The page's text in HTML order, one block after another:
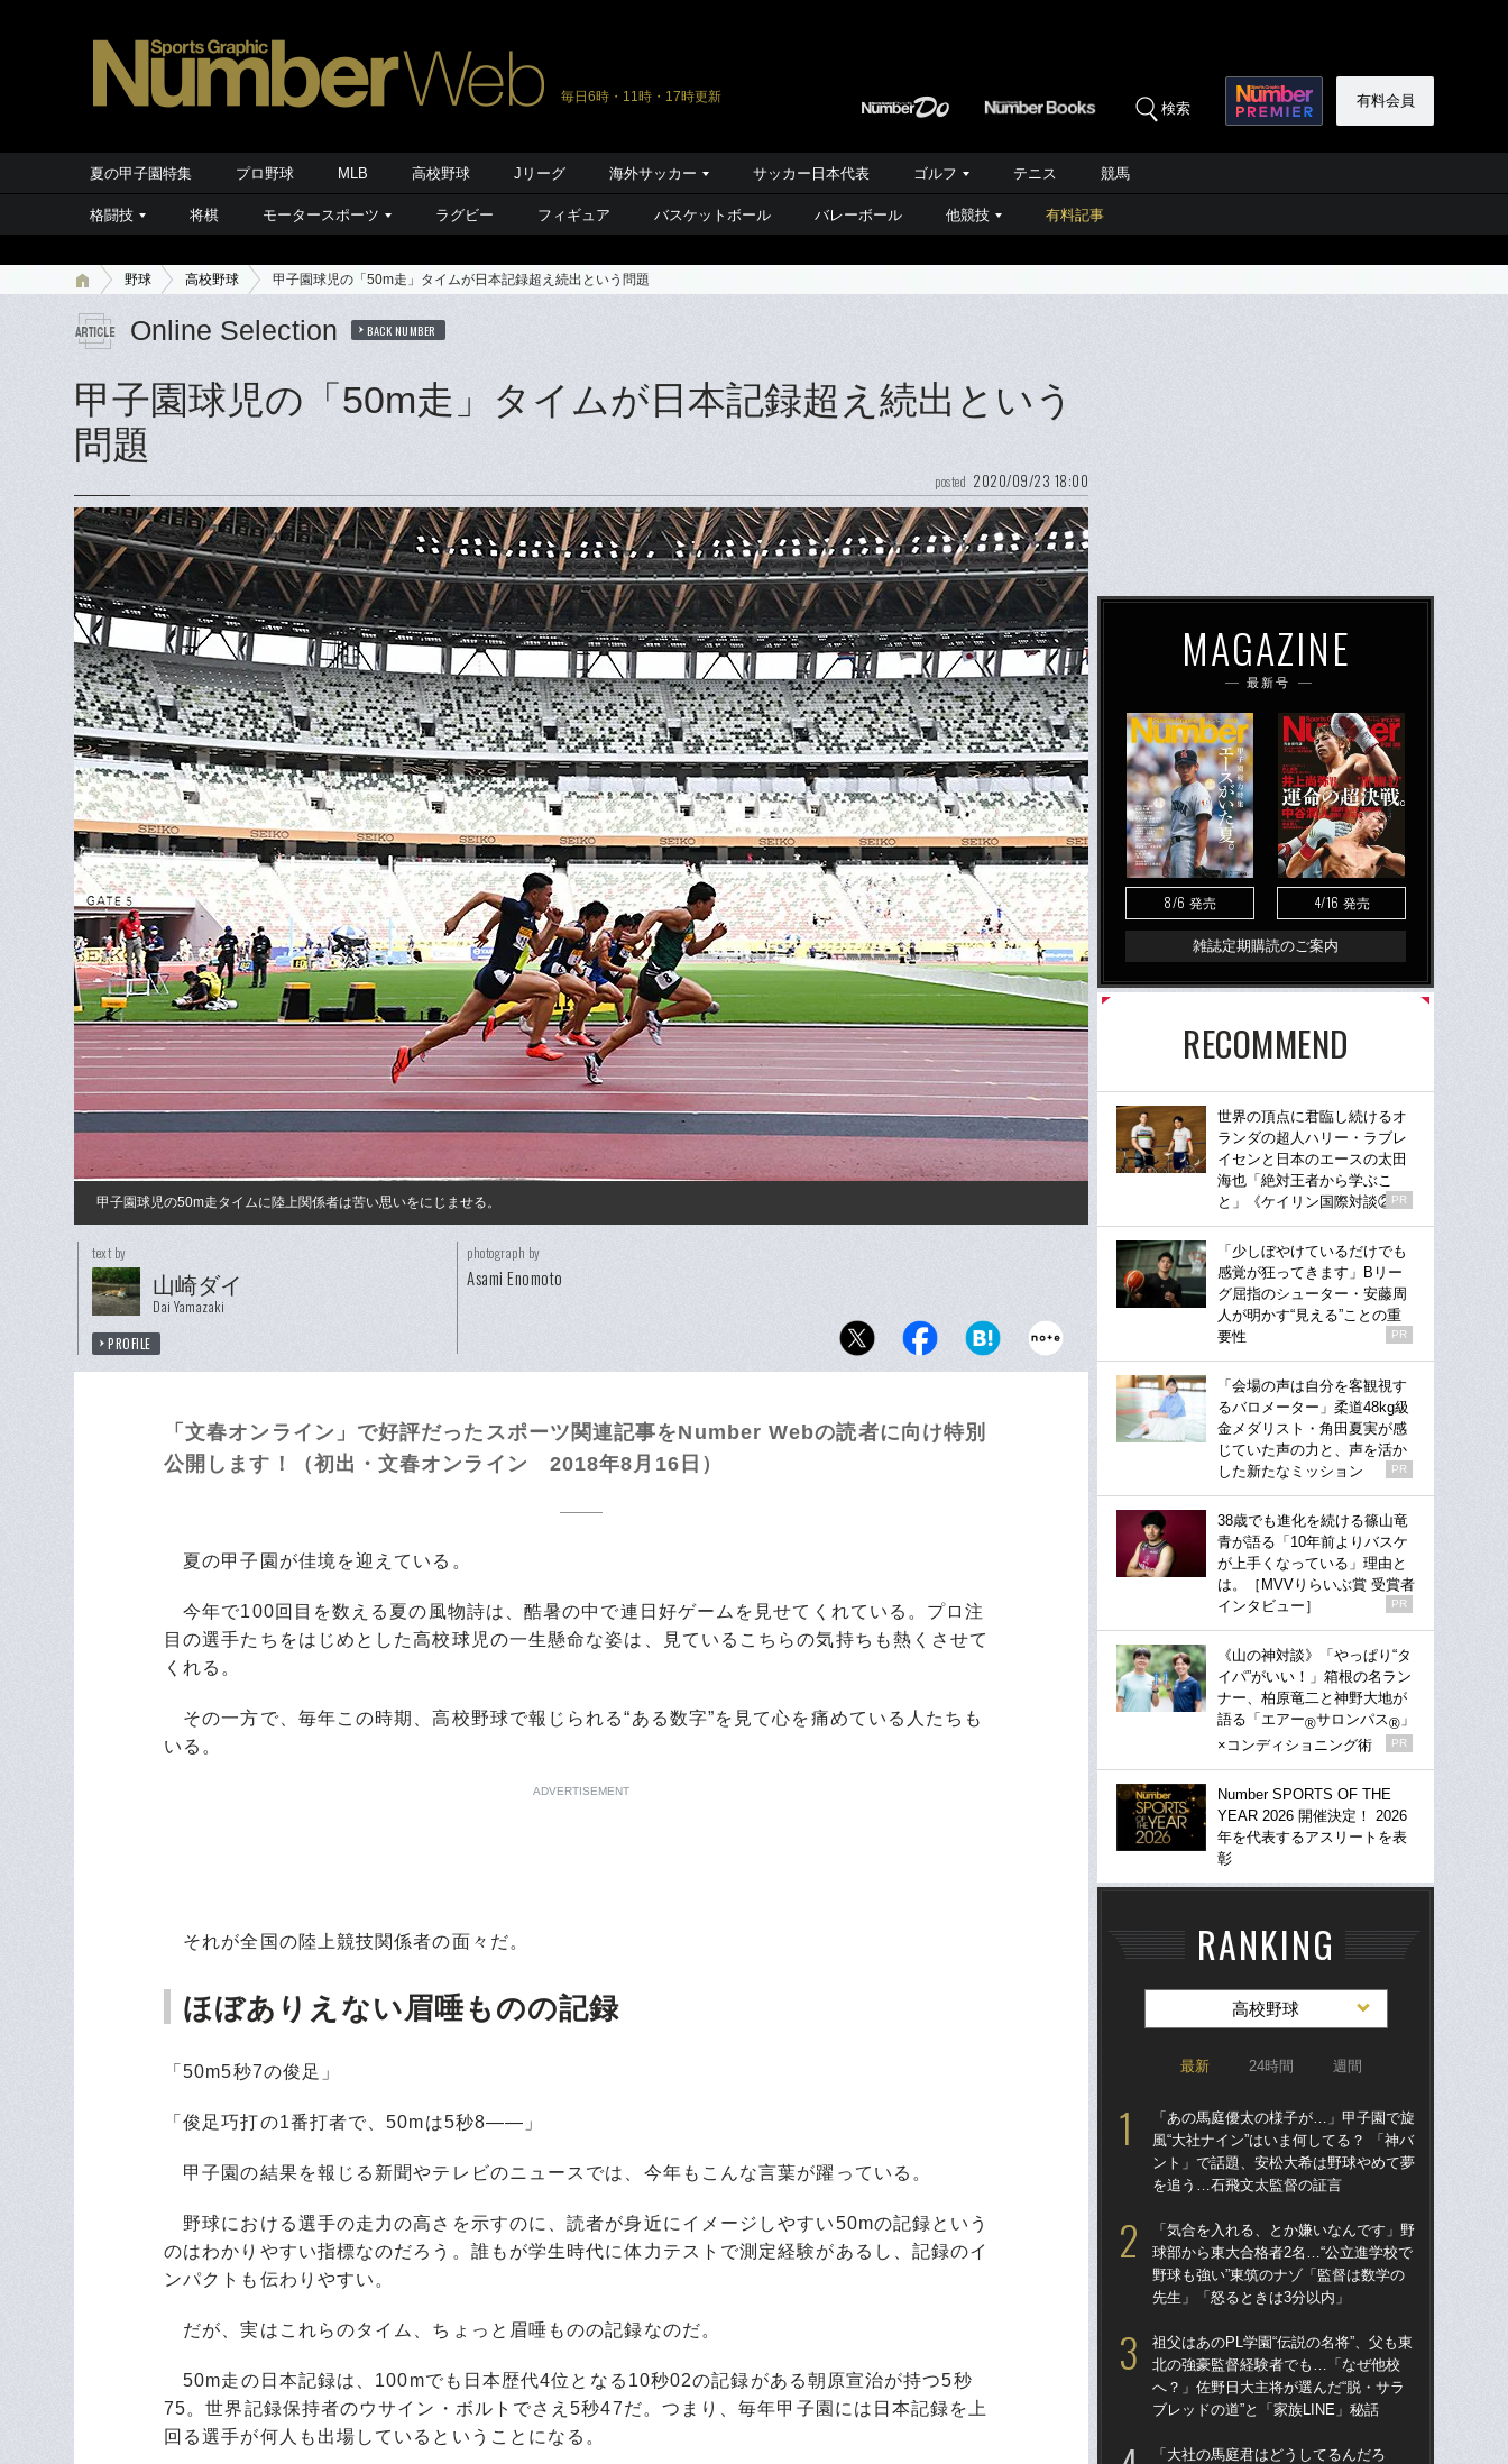
毎日6時・11時・17時更新
検索 有料会員
夏の甲子園特集 プロ野球 MLB 高校野球 Jリーグ 海外サッカー サッカー日本代表 ゴルフ テニス 競馬
格闘技 将棋 モータースポーツ ラグビー フィギュア バスケットボール バレーボール 他競技 有料記事
野球 高校野球 甲子園球児の「50m走」タイムが日本記録超え続出という問題
Online Selection BACK NUMBER
甲子園球児の「50m走」タイムが日本記録超え続出という
問題
posted 2020/09/23 18:00
甲子園球児の50m走タイムに陸上関係者は苦い思いをにじませる。
text by
山崎ダイ
Dai Yamazaki
PROFILE
photograph by
Asami Enomoto
「文春オンライン」で好評だったスポーツ関連記事をNumber Webの読者に向け特別
公開します！（初出・文春オンライン 2018年8月16日）
夏の甲子園が佳境を迎えている。
今年で100回目を数える夏の風物詩は、酷暑の中で連日好ゲームを見せてくれている。プロ注
目の選手たちをはじめとした高校球児の一生懸命な姿は、見ているこちらの気持ちも熱くさせて
くれる。
その一方で、毎年この時期、高校野球で報じられる“ある数字”を見て心を痛めている人たちも
いる。
ADVERTISEMENT
それが全国の陸上競技関係者の面々だ。
ほぼありえない眉唾ものの記録
「50m5秒7の俊足」
「俊足巧打の1番打者で、50mは5秒8――」
甲子園の結果を報じる新聞やテレビのニュースでは、今年もこんな言葉が躍っている。
野球における選手の走力の高さを示すのに、読者が身近にイメージしやすい50mの記録という
のはわかりやすい指標なのだろう。誰もが学生時代に体力テストで測定経験があるし、記録のイ
ンパクトも伝わりやすい。
だが、実はこれらのタイム、ちょっと眉唾ものの記録なのだ。
50m走の日本記録は、100mでも日本歴代4位となる10秒02の記録がある朝原宣治が持つ5秒
75。世界記録保持者のウサイン・ボルトでさえ5秒47だ。つまり、毎年甲子園には日本記録を上
回る選手が何人も出場しているということになる。
MAGAZINE
最新号
8/6 発売 4/16 発売
雑誌定期購読のご案内
RECOMMEND
世界の頂点に君臨し続けるオ
ランダの超人ハリー・ラブレ
イセンと日本のエースの太田
海也「絶対王者から学ぶこ
と」《ケイリン国際対談②》
PR
「少しぼやけているだけでも
感覚が狂ってきます」Bリー
グ屈指のシューター・安藤周
人が明かす“見える”ことの重
要性
PR
「会場の声は自分を客観視す
るバロメーター」柔道48kg級
金メダリスト・角田夏実が感
じていた声の力と、声を活か
した新たなミッション
PR
38歳でも進化を続ける篠山竜
青が語る「10年前よりバスケ
が上手くなっている」理由と
は。［MVVりらいぶ賞 受賞者
インタビュー］
PR
《山の神対談》「やっぱり“タ
イパ”がいい！」箱根の名ラン
ナー、柏原竜二と神野大地が
語る「エアー®サロンパス® 」
×コンディショニング術
PR
Number SPORTS OF THE
YEAR 2026 開催決定！ 2026
年を代表するアスリートを表
彰
RANKING
高校野球
最新 24時間 週間
「あの馬庭優太の様子が…」甲子園で旋
風“大社ナイン”はいま何してる？ 「神バ
ント」で話題、安松大希は野球やめて夢
を追う…石飛文太監督の証言
「気合を入れる、とか嫌いなんです」野
球部から東大合格者2名…“公立進学校で
野球も強い”東筑のナゾ「監督は数学の
先生」「怒るときは3分以内」
祖父はあのPL学園“伝説の名将”、父も東
北の強豪監督経験者でも…「なぜ他校
へ？」佐野日大主将が選んだ“脱・サラ
ブレッドの道”と「家族LINE」秘話
「大社の馬庭君はどうしてるんだろ